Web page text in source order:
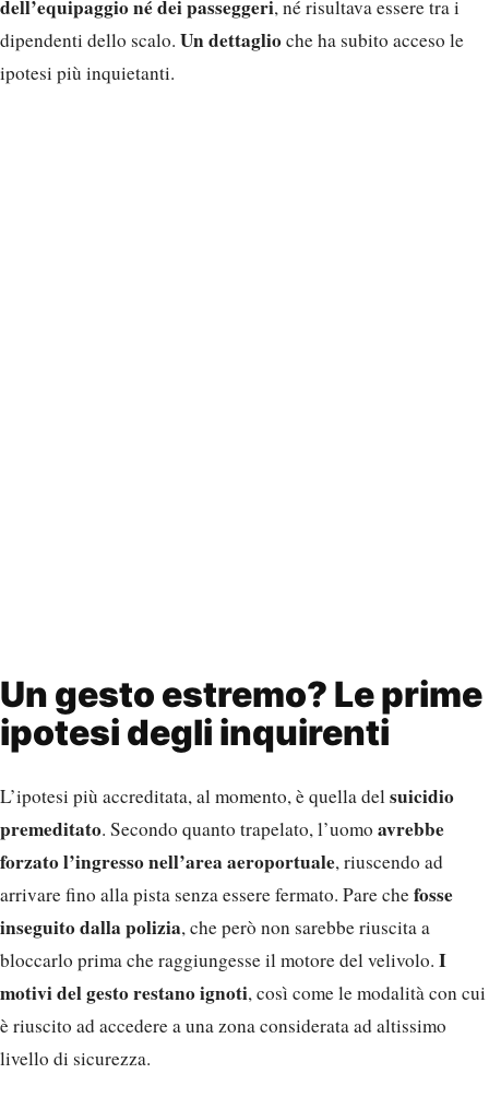
dell’equipaggio né dei passeggeri, né risultava essere tra i
dipendenti dello scalo. Un dettaglioche ha subito acceso le
ipotesi più inquietanti.
Un gesto estremo? Le prime
ipotesi degli inquirenti
L’ipotesi più accreditata, al momento, è quella delsuicidio
premeditato. Secondo quanto trapelato, l’uomo avrebbe
forzato l’ingresso nell’area aeroportuale, riuscendo ad
arrivare fino alla pista senza essere fermato. Pare chefosse
inseguito dalla polizia, che però non sarebbe riuscita a
bloccarlo prima che raggiungesse il motore del velivolo. I
motivi del gesto restano ignoti, così come le modalità con cui
è riuscito ad accedere a una zona considerata ad altissimo
livello di sicurezza.